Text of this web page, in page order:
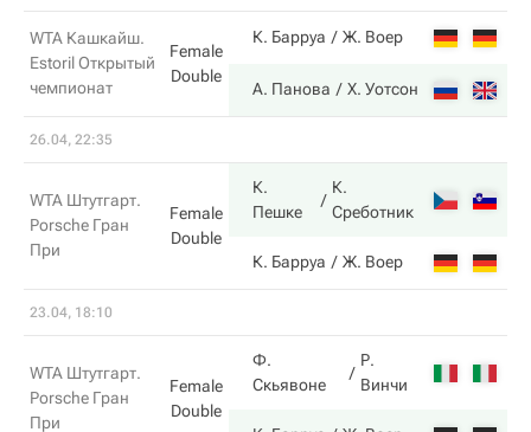
WTA Кашкайш.
Estoril Открытый
чемпионат
Female
Double
К. Барруа Ж. Воер
А. Панова Х. Уотсон
26.04, 22:35
WTA Штутгарт.
Porsche Гран
При
Female
Double
К.
Пешке
К.
Среботник
К. Барруа Ж. Воер
23.04, 18:10
WTA Штутгарт.
Porsche Гран
При
Female
Double
Ф.
Скьявоне
Р.
Винчи